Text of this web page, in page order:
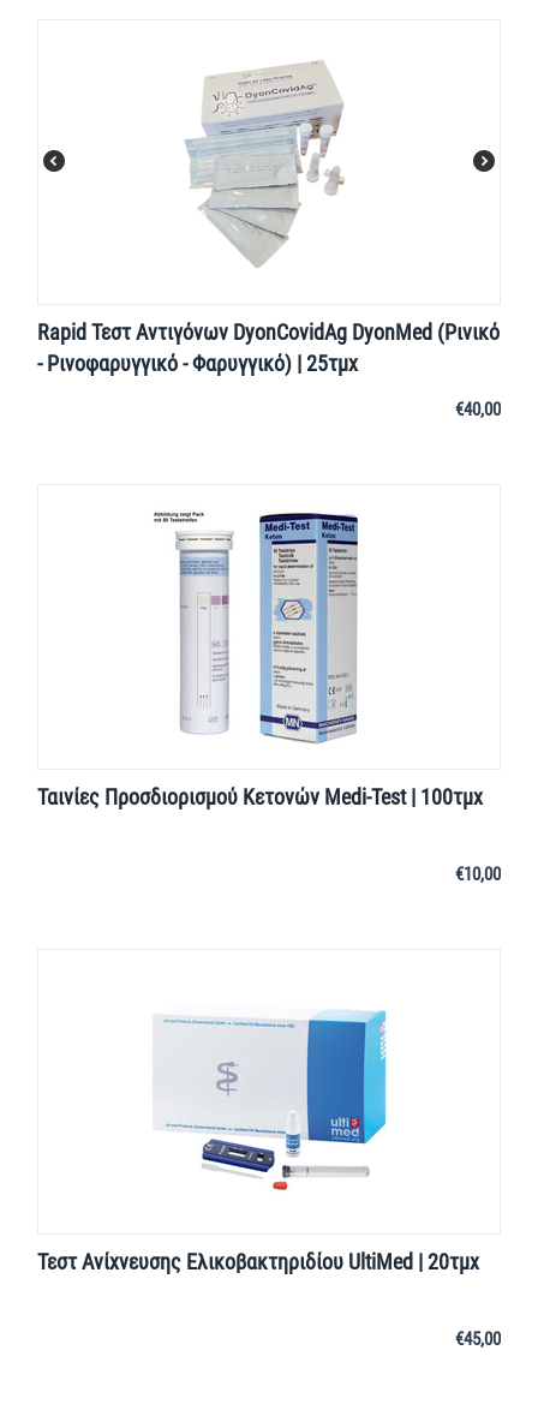
Rapid Τεστ Αντιγόνων DyonCovidAg DyonMed (Ρινικό
- Ρινοφαρυγγικό - Φαρυγγικό) | 25τμχ
€40,00
Ταινίες Προσδιορισμού Κετονών Medi-Test | 100τμχ
€10,00
Τεστ Ανίχνευσης Ελικοβακτηριδίου UltiMed | 20τμχ
€45,00